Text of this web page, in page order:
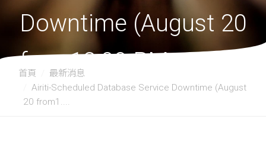
Downtime (August 20
from12:00 PM to 2:00
PM)
首頁
最新消息
Airiti-Scheduled Database Service Downtime (August
20 from1....